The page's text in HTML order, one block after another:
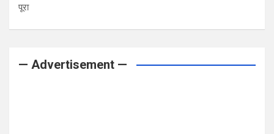
पूरा
— Advertisement —